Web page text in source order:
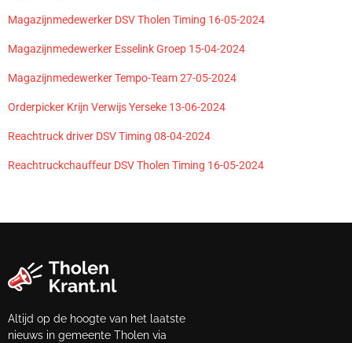
Magazijnmedewerker DSV Tholen Timing 16-05-2024
Magazijnmedewerker Esselink Groep 15-04-2024
Magazijnmedewerker Tempo-Team 27-05-2024
Orderpicker Krijn Verwijs Yerseke 13-06-2024
Reachtruck driver DSV Timing 08-04-2024
Reachtruckchauffeur DSV Tholen Timing 16-05-2024
Altijd op de hoogte van het laatste
nieuws in gemeente Tholen via